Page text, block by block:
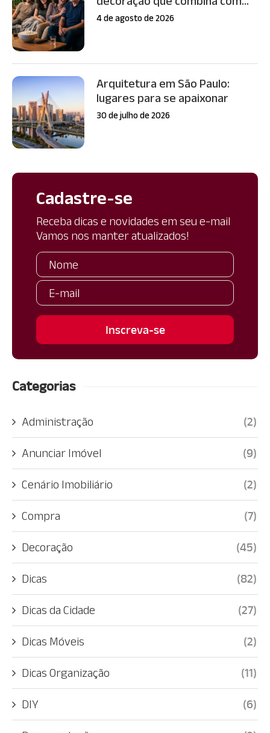
4 de agosto de 2026
Arquitetura em São Paulo:
lugares para se apaixonar
30 de julho de 2026
Cadastre-se
Receba dicas e novidades em seu e-mail
Vamos nos manter atualizados!
Categorias
Administração (2)
Anunciar Imóvel (9)
Cenário Imobiliário (2)
Compra (7)
Decoração (45)
Dicas (82)
Dicas da Cidade (27)
Dicas Móveis (2)
Dicas Organização (11)
DIY (6)